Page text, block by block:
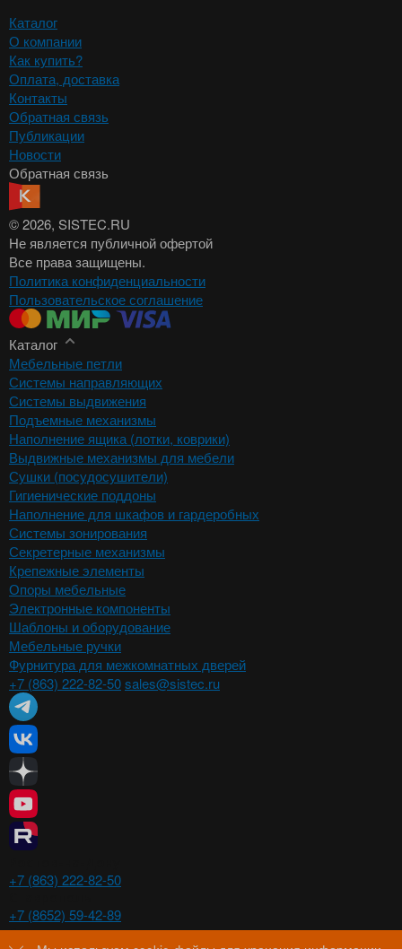
Каталог
О компании
Как купить?
Оплата, доставка
Контакты
Обратная связь
Публикации
Новости
Обратная связь
© 2026, SISTEC.RU
Не является публичной офертой
Все права защищены.
Политика конфиденциальности
Пользовательское соглашение
Каталог
Мебельные петли
Системы направляющих
Системы выдвижения
Подъемные механизмы
Наполнение ящика (лотки, коврики)
Выдвижные механизмы для мебели
Сушки (посудосушители)
Гигиенические поддоны
Наполнение для шкафов и гардеробных
Системы зонирования
Секретерные механизмы
Крепежные элементы
Опоры мебельные
Электронные компоненты
Шаблоны и оборудование
Мебельные ручки
Фурнитура для межкомнатных дверей
+7 (863) 222-82-50sales@sistec.ru
+7 (863) 222-82-50
+7 (8652) 59-42-89
Волгоград